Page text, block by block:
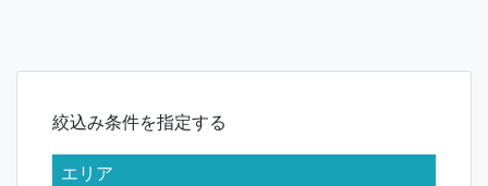
ナ
絞込み条件を指定する
エリア